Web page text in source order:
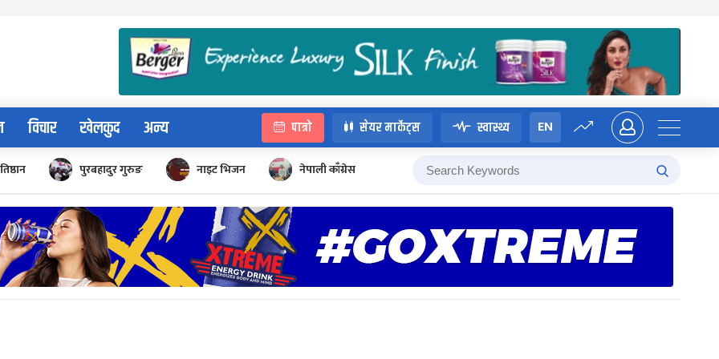
विचार खेलकुद अन्य पात्रो सेयर मार्केट्स स्वास्थ्य EN
पुरबहादुर गुरुङ नाइट भिजन नेपाली काँग्रेस